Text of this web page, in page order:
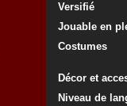
Versifié
Jouable en
Costumes
Décor et
Niveau de